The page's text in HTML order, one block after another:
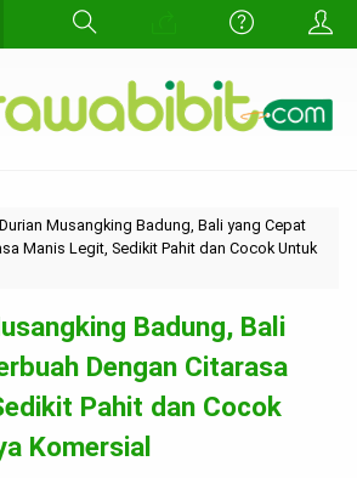
Musangking Badung, Bali yang Cepat
Manis Legit, Sedikit Pahit dan Cocok Untuk
Badung, Bali
Dengan Citarasa
Pahit dan Cocok
Komersial